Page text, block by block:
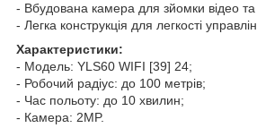
- Вбудована камера для зйомки відео та
- Легка конструкція для легкості
Характеристики:
- Модель: YLS60 WIFI [39] 24;
- Робочий радіус: до 100 метрів;
- Час польоту: до 10 хвилин;
- Камера: 2MP.